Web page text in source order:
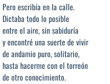
Pero escribía en la calle.
Dictaba todo lo posible
entre el aire, sin sabiduría
y encontré una suerte de vivir
de andamio puro, solitario,
hasta hacerme con el torreón
de otro conocimiento.